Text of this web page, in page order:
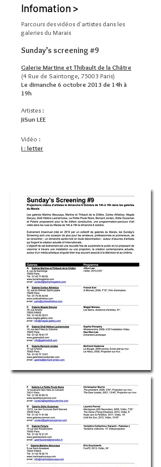
Infomation >
Parcours des vidéos d'artistes dans les
galeries du Marais
Sunday’s screening #9
Galerie Martine et Thibault de la Châtre
(4 Rue de Saintonge, 75003 Paris)
Le dimanche 6 octobre 2013 de 14h à
19h
Artistes :
JiSun LEE
Vidéo :
i : letter